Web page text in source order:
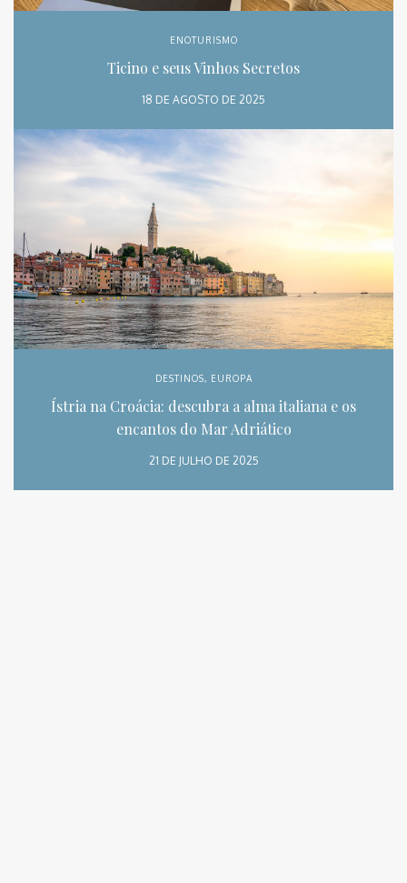
ENOTURISMO
Ticino e seus Vinhos Secretos
18 DE AGOSTO DE 2025
DESTINOS, EUROPA
Ístria na Croácia: descubra a alma italiana e os
encantos do Mar Adriático
21 DE JULHO DE 2025